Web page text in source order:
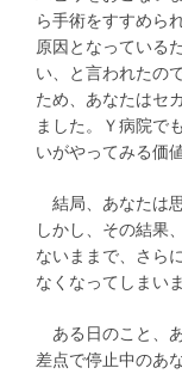
ら手術をすすめら
原因となっている
い、と言われたの
ため、あなたはセ
ました。Ｙ病院で
いがやってみる価
結局、あなたは
しかし、その結果
ないままで、さら
なくなってしまい
ある日のこと、
差点で停止中のあ